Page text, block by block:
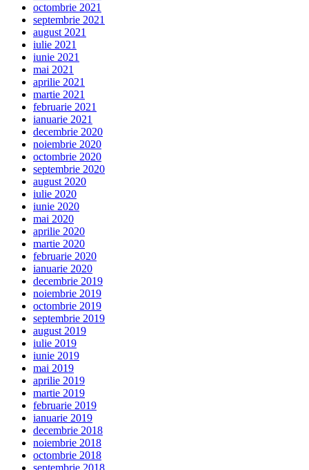
octombrie 2021
septembrie 2021
august 2021
iulie 2021
iunie 2021
mai 2021
aprilie 2021
martie 2021
februarie 2021
ianuarie 2021
decembrie 2020
noiembrie 2020
octombrie 2020
septembrie 2020
august 2020
iulie 2020
iunie 2020
mai 2020
aprilie 2020
martie 2020
februarie 2020
ianuarie 2020
decembrie 2019
noiembrie 2019
octombrie 2019
septembrie 2019
august 2019
iulie 2019
iunie 2019
mai 2019
aprilie 2019
martie 2019
februarie 2019
ianuarie 2019
decembrie 2018
noiembrie 2018
octombrie 2018
septembrie 2018